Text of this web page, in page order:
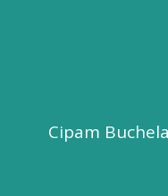
Cipam